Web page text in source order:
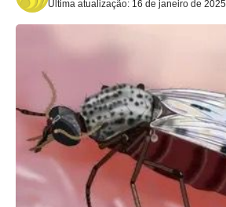
Última atualização: 16 de janeiro de 2025